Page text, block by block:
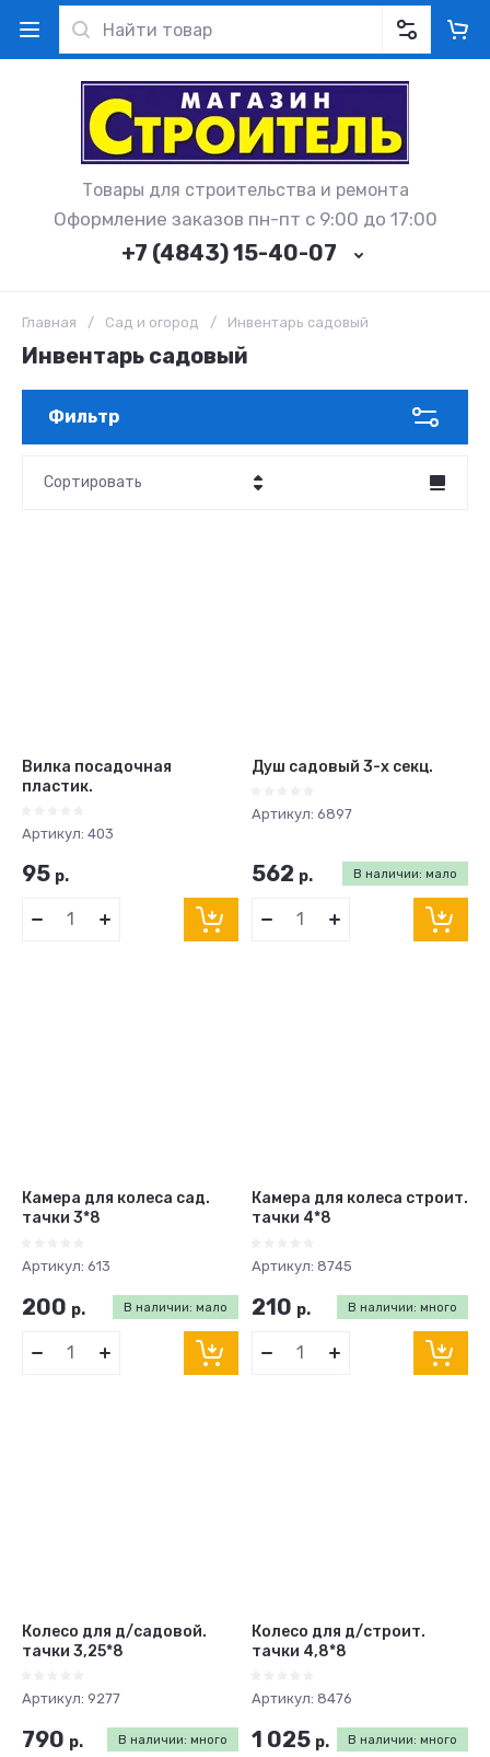
Товары для строительства и ремонта
Оформление заказов пн-пт с 9:00 до 17:00
+7 (4843) 15-40-07
Главная / Сад и огород / Инвентарь садовый
Инвентарь садовый
Фильтр
Сортировать
Вилка посадочная
пластик.
Артикул: 403
95 р.
Душ садовый 3-х секц.
Артикул: 6897
В наличии: мало
562 р.
Камера для колеса сад.
тачки 3*8
Артикул: 613
В наличии: мало
200 р.
Камера для колеса строит.
тачки 4*8
Артикул: 8745
В наличии: много
210 р.
Колесо для д/садовой.
тачки 3,25*8
Артикул: 9277
В наличии: много
790 р.
Колесо для д/строит.
тачки 4,8*8
Артикул: 8476
В наличии: много
1 025 р.